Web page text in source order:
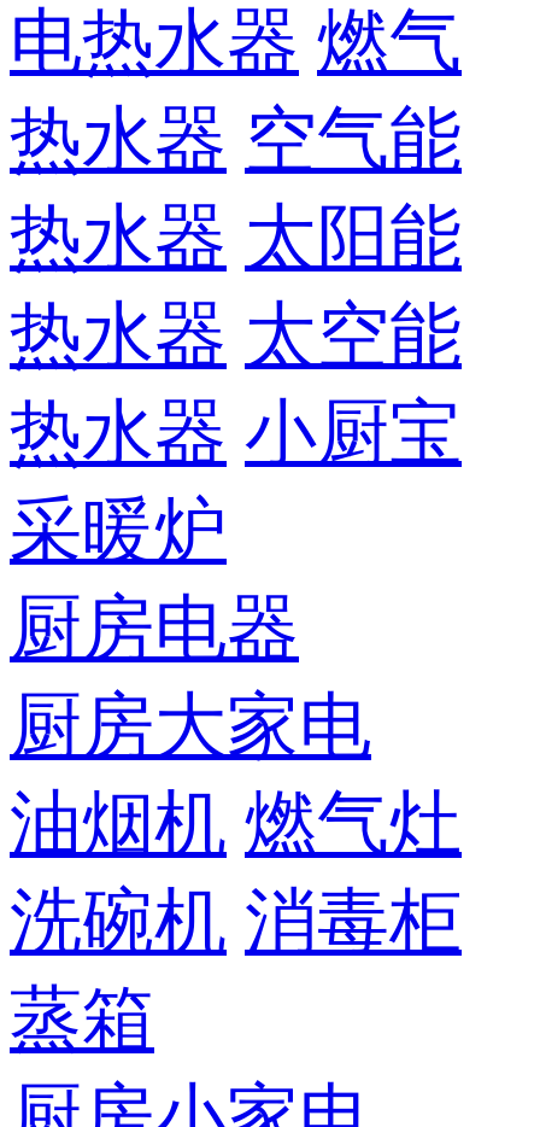
电热水器 燃气
热水器 空气能
热水器 太阳能
热水器 太空能
热水器 小厨宝
采暖炉
厨房电器
厨房大家电
油烟机 燃气灶
洗碗机 消毒柜
蒸箱